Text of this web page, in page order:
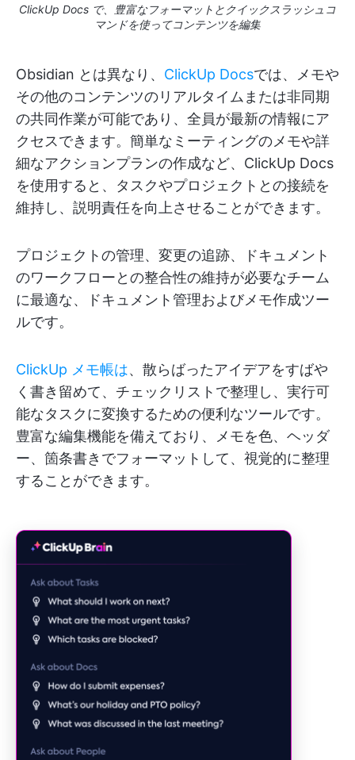
ClickUp Docs で、豊富なフォーマットとクイックスラッシュコ
マンドを使ってコンテンツを編集
Obsidian とは異なり、 ClickUp Docsでは、メモや
その他のコンテンツのリアルタイムまたは非同期
の共同作業が可能であり、全員が最新の情報にア
クセスできます。簡単なミーティングのメモや詳
細なアクションプランの作成など、ClickUp Docs
を使用すると、タスクやプロジェクトとの接続を
維持し、説明責任を向上させることができます。
プロジェクトの管理、変更の追跡、ドキュメント
のワークフローとの整合性の維持が必要なチーム
に最適な、ドキュメント管理およびメモ作成ツー
ルです。
ClickUp メモ帳は、散らばったアイデアをすばや
く書き留めて、チェックリストで整理し、実行可
能なタスクに変換するための便利なツールです。
豊富な編集機能を備えており、メモを色、ヘッダ
ー、箇条書きでフォーマットして、視覚的に整理
することができます。